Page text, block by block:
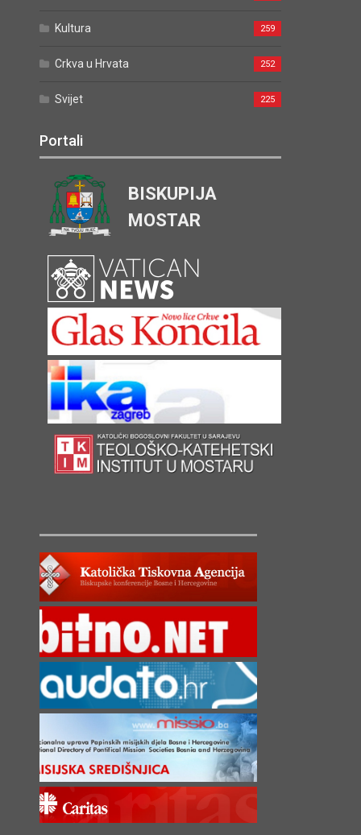
Kultura 259
Crkva u Hrvata 252
Svijet 225
Portali
BISKUPIJA
MOSTAR